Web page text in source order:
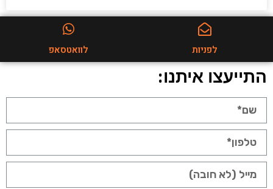
לפניות לוואטסאפ
התייעצו איתנו: